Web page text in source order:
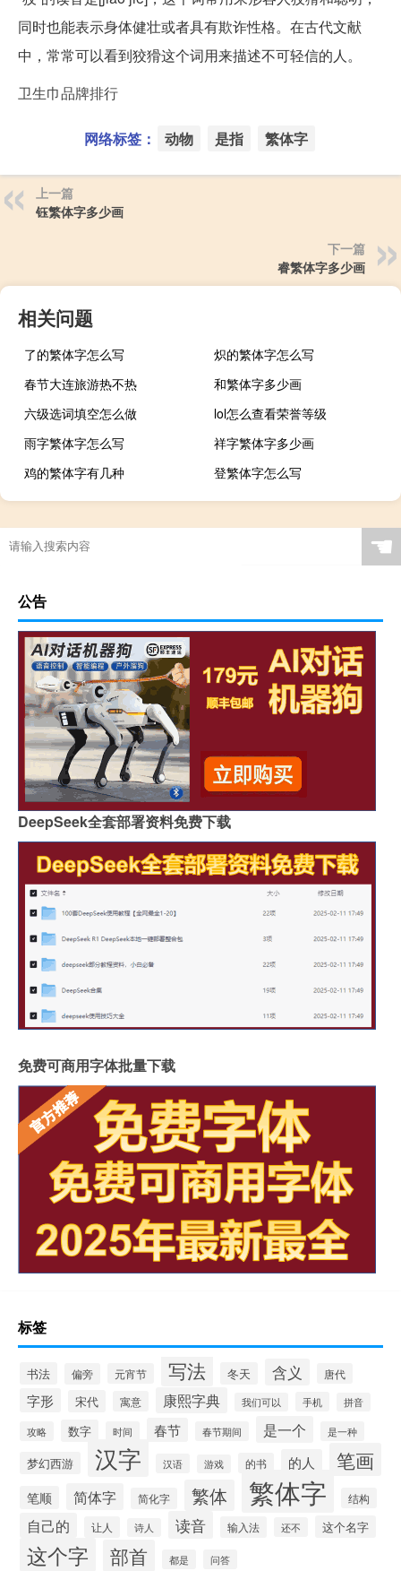
同时也能表示身体健壮或者具有欺诈性格。在古代文献
中，常常可以看到狡猾这个词用来描述不可轻信的人。
卫生巾品牌排行
网络标签： 动物 是指 繁体字
上一篇
钰繁体字多少画
下一篇
睿繁体字多少画
相关问题
了的繁体字怎么写
炽的繁体字怎么写
春节大连旅游热不热
和繁体字多少画
六级选词填空怎么做
lol怎么查看荣誉等级
雨字繁体字怎么写
祥字繁体字多少画
鸡的繁体字有几种
登繁体字怎么写
☚
公告
DeepSeek全套部署资料免费下载
免费可商用字体批量下载
标签
书法 偏旁 元宵节 写法 冬天 含义 唐代
字形 宋代 寓意 康熙字典 我们可以 手机 拼音
攻略 数字 时间 春节 春节期间 是一个 是一种
梦幻西游 汉字 汉语 游戏 的书 的人 笔画
笔顺 简体字 简化字 繁体 繁体字 结构
自己的 让人 诗人 读音 输入法 还不 这个名字
这个字 部首 都是 问答